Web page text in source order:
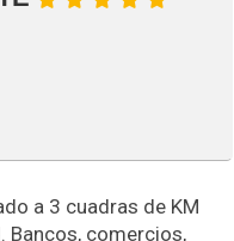
a 3 cuadras de KM
Bancos, comercios,